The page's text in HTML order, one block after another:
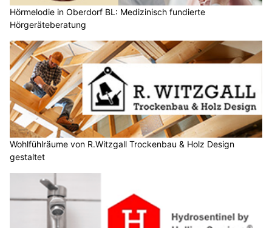
Hörmelodie in Oberdorf BL: Medizinisch fundierte
Hörgeräteberatung
Wohlfühlräume von R.Witzgall Trockenbau & Holz Design
gestaltet